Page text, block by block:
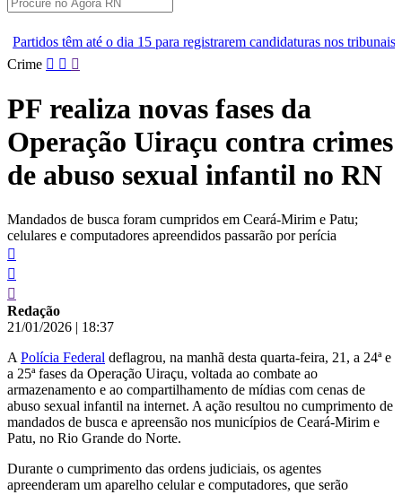
para registrarem candidaturas nos tribunais
Senai RN abre 2
Pular
conteúdo
Crime
PF realiza novas fases da
Operação Uiraçu contra crimes
de abuso sexual infantil no RN
Mandados de busca foram cumpridos em Ceará-Mirim e Patu;
celulares e computadores apreendidos passarão por perícia
Redação
21/01/2026 | 18:37
A Polícia Federal deflagrou, na manhã desta quarta-feira, 21, a 24ª e
a 25ª fases da Operação Uiraçu, voltada ao combate ao
armazenamento e ao compartilhamento de mídias com cenas de
abuso sexual infantil na internet. A ação resultou no cumprimento de
mandados de busca e apreensão nos municípios de Ceará-Mirim e
Patu, no Rio Grande do Norte.
Durante o cumprimento das ordens judiciais, os agentes
apreenderam um aparelho celular e computadores, que serão